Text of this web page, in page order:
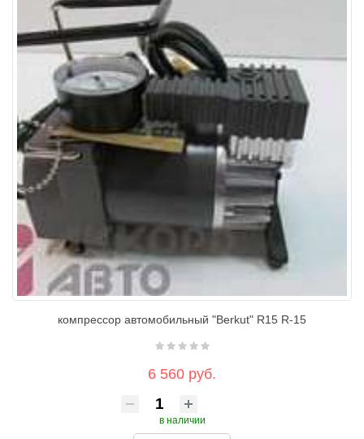
компрессор автомобильный "Berkut" R15 R-15
6 560 руб.
в наличии